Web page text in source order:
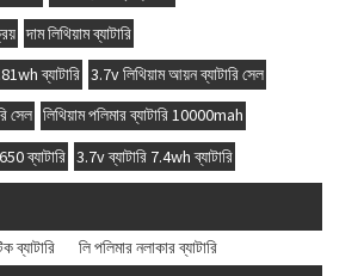
দাম লিথিয়াম ব্যাটারি
ব্যাটারি 3.7v লিথিয়াম আয়ন ব্যাটারি সেল
সেল লিথিয়াম পলিমার ব্যাটারি 10000mah
ব্যাটারি 3.7v ব্যাটারি 7.4wh ব্যাটারি
ব্যাটারি
লি পলিমার নলাকার ব্যাটারি